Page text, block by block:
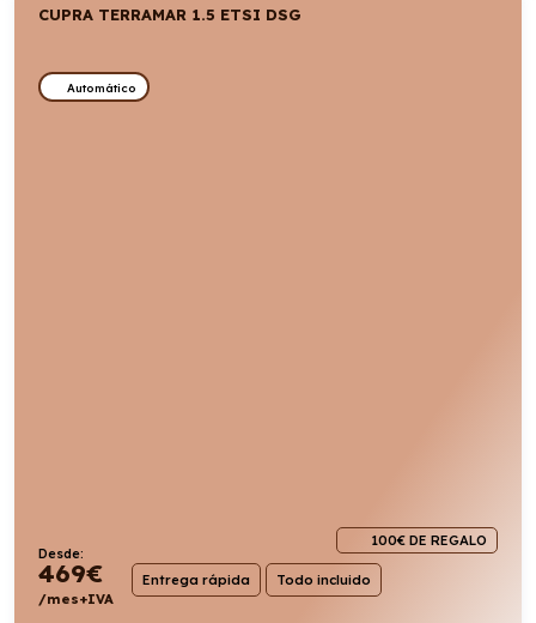
CUPRA TERRAMAR 1.5 ETSI DSG
Automático
100€ DE REGALO
Desde:
469€
/mes+IVA
Entrega rápida Todo incluido